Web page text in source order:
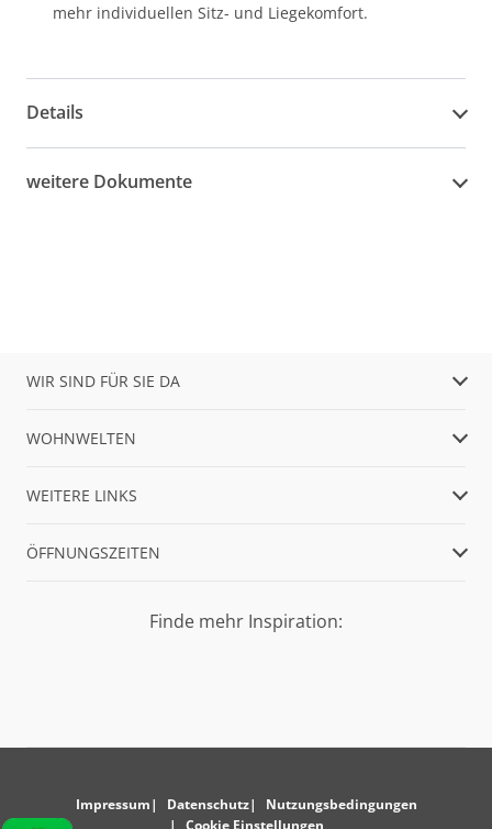
mehr individuellen Sitz- und Liegekomfort.
Details
weitere Dokumente
WIR SIND FÜR SIE DA
WOHNWELTEN
WEITERE LINKS
ÖFFNUNGSZEITEN
Finde mehr Inspiration:
Impressum Datenschutz
Nutzungsbedingungen
Cookie Einstellungen